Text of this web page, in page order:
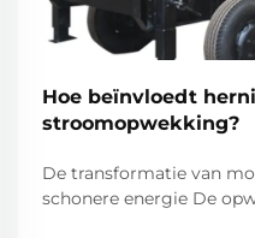
Hoe beïnvloedt
stroomopwekking?
De transformatie van
schonere energie De